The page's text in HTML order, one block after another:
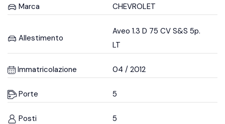
Marca CHEVROLET
Allestimento
Aveo 1.3 D 75 CV S&S 5p.
LT
Immatricolazione 04 / 2012
Porte 5
Posti 5